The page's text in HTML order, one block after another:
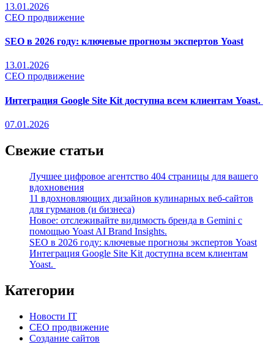
13.01.2026
СЕО продвижение
SEO в 2026 году: ключевые прогнозы экспертов Yoast
13.01.2026
СЕО продвижение
Интеграция Google Site Kit доступна всем клиентам Yoast.
07.01.2026
Свежие статьи
Лучшее цифровое агентство 404 страницы для вашего
вдохновения
11 вдохновляющих дизайнов кулинарных веб-сайтов
для гурманов (и бизнеса)
Новое: отслеживайте видимость бренда в Gemini с
помощью Yoast AI Brand Insights.
SEO в 2026 году: ключевые прогнозы экспертов Yoast
Интеграция Google Site Kit доступна всем клиентам
Yoast.
Категории
Новости IT
СЕО продвижение
Создание сайтов